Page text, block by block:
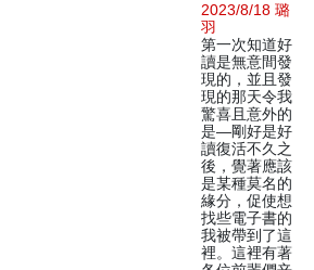
2023/8/18 璐
羽
第一次知道好
讀是無意間發
現的，並且發
現的那天令我
驚喜且意外的
是—剛好是好
讀復活不久之
後，覺著應該
是某種莫名的
緣分，促使想
找些電子書的
我被帶到了這
裡。這裡有著